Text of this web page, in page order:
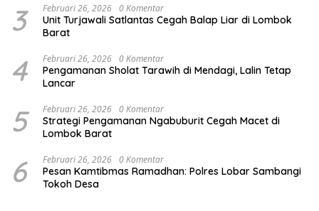
3 Februari 26, 2026 0 Komentar
Unit Turjawali Satlantas Cegah Balap Liar di Lombok
Barat
4 Februari 26, 2026 0 Komentar
Pengamanan Sholat Tarawih di Mendagi, Lalin Tetap
Lancar
5 Februari 26, 2026 0 Komentar
Strategi Pengamanan Ngabuburit Cegah Macet di
Lombok Barat
6 Februari 26, 2026 0 Komentar
Pesan Kamtibmas Ramadhan: Polres Lobar Sambangi
Tokoh Desa